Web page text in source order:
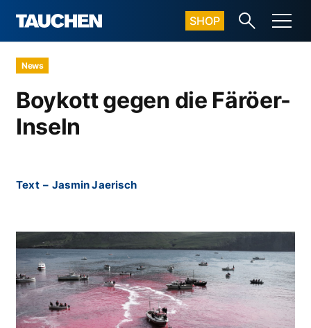
SHOP
News
Boykott gegen die Färöer-
Inseln
Text – Jasmin Jaerisch